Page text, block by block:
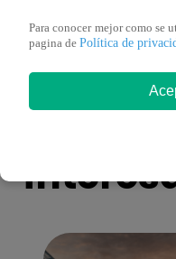
galería en San Juan de
Para conocer mejor como se
pagina de Política de